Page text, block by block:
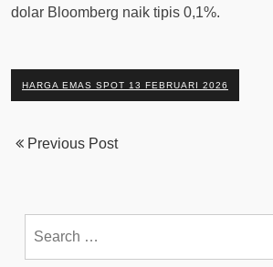
dolar Bloomberg naik tipis 0,1%.
HARGA EMAS SPOT 13 FEBRUARI 2026
Previous Post
for: